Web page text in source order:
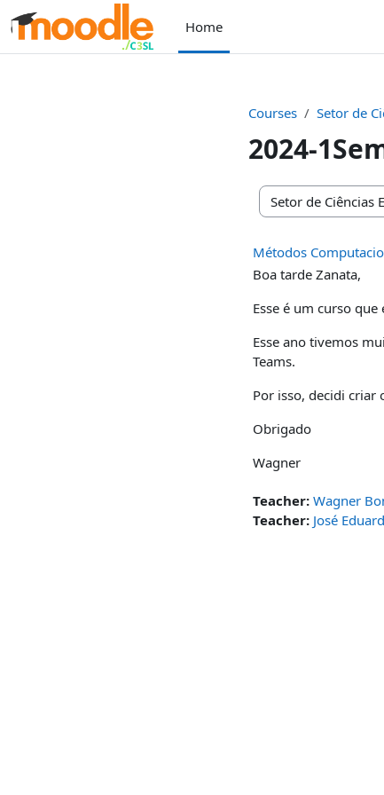
Skip to main content
Home
Courses Setor de
2024-
Course categories
Métodos
Boa tarde Zanata,
Esse é um curso
Esse ano tivemos
Teams.
Por isso, decidi criar
Obrigado
Wagner
Teacher: Wagner
Teacher: José